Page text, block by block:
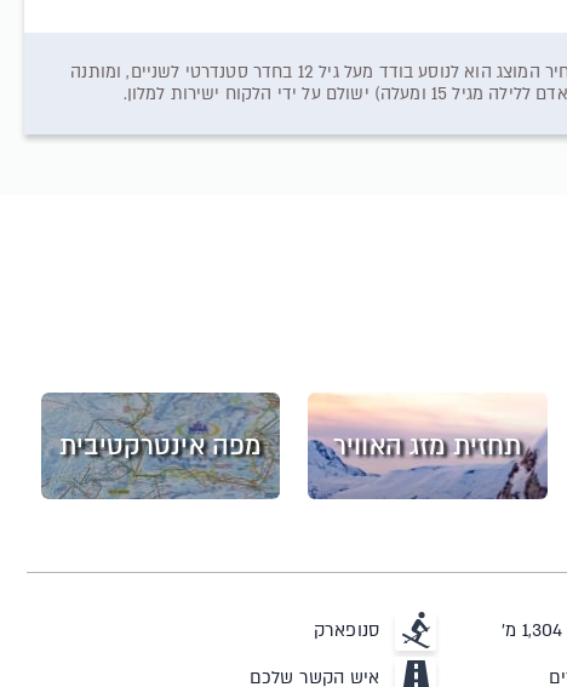
המחיר המוצג וזמינות החופשה כפופים לזמינות רכיבי ההזמנה במלאי ספקי השירותים// המחיר המוצג הוא לנוסע בודד מעל גיל 12 בחדר סטנדרטי לשניים, ומותנה
תחזית מזג האוויר מפה אינטרקטיבית
סנופארק
איש הקשר שלכם